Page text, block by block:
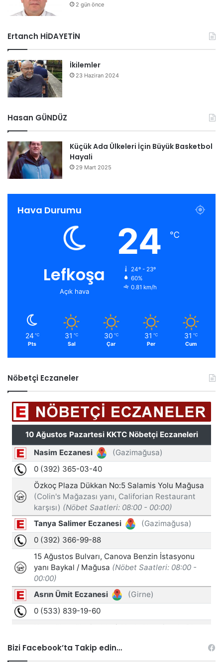
2 gün önce
Ertanch HİDAYETİN
İkilemler
23 Haziran 2024
Hasan GÜNDÜZ
Küçük Ada Ülkeleri İçin Büyük Basketbol
Hayali
29 Mart 2025
Hava Durumu
Lefkoşa
Açık hava
24 ℃
24º - 23º
60%
0.81 km/h
24 ℃
Pts
31 ℃
Sal
30 ℃
Çar
31 ℃
Per
31 ℃
Cum
Nöbetçi Eczaneler
Bizi Facebook’ta Takip edin…